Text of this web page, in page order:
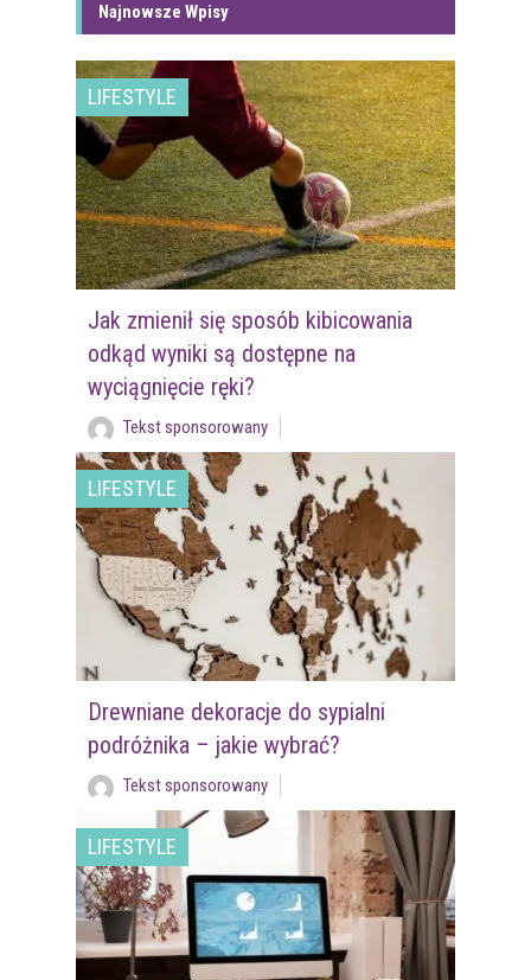
Najnowsze Wpisy
LIFESTYLE
Jak zmienił się sposób kibicowania
odkąd wyniki są dostępne na
wyciągnięcie ręki?
Tekst sponsorowany
LIFESTYLE
Drewniane dekoracje do sypialni
podróżnika – jakie wybrać?
Tekst sponsorowany
LIFESTYLE